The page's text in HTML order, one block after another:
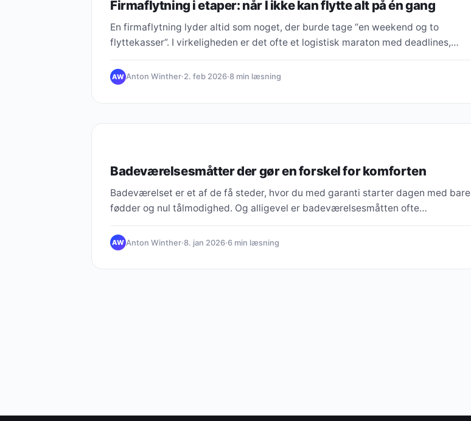
Firmaflytning i etaper: når I ikke kan flytte alt på én gang
En firmaflytning lyder altid som noget, der burde tage “en weekend og to
flyttekasser”. I virkeligheden er det ofte et logistisk maraton med deadlines,…
AW Anton Winther·2. feb 2026·8 min læsning
Badeværelsesmåtter der gør en forskel for komforten
Badeværelset er et af de få steder, hvor du med garanti starter dagen med bare
fødder og nul tålmodighed. Og alligevel er badeværelsesmåtten ofte…
AW Anton Winther·8. jan 2026·6 min læsning